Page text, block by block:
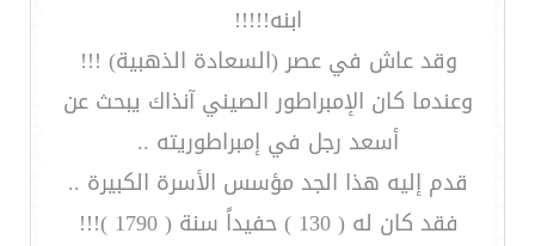
ابنه!!!!!
وقد عاش في عصر (السعادة الذهبية) !!!
وعندما كان الإمبراطور الصيني آنذاك يبحث عن
أسعد رجل في إمبراطوريته ..
قدم إليه هذا الجد مؤسس الأسرة الكبيرة ..
فقد كان له ( 130 ) حفيداً سنة ( 1790 )!!!